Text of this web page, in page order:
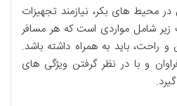
محیط های بکر، نیازمند تجهیزات
شامل مواردی است که هر مسافر
راحت، باید به همراه داشته باشد.
و با در نظر گرفتن ویژگی های